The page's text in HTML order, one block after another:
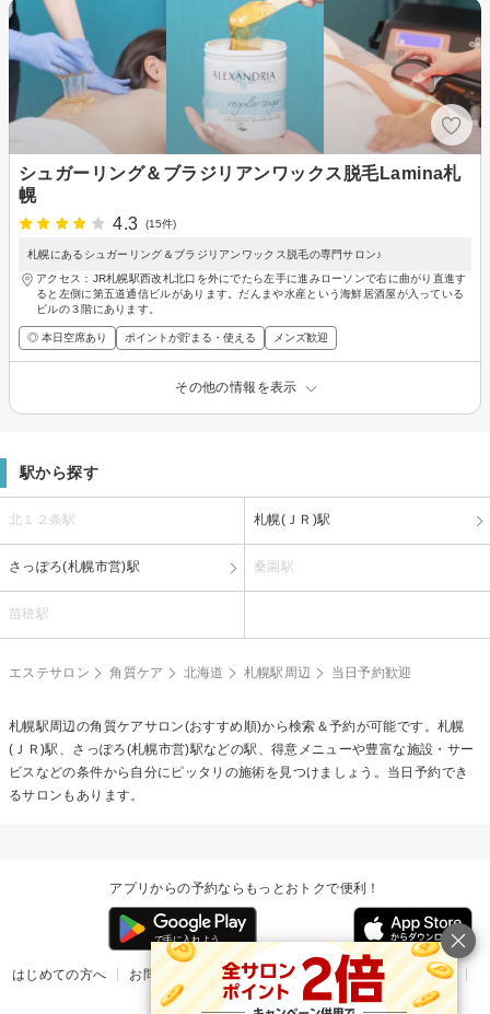
シュガーリング＆ブラジリアンワックス脱毛Lamina札
幌
4.3
(15件)
札幌にあるシュガーリング＆ブラジリアンワックス脱毛の専門サロン♪
アクセス：JR札幌駅西改札北口を外にでたら左手に進みローソンで右に曲がり直進す
ると左側に第五道通信ビルがあります。だんまや水産という海鮮居酒屋が入っている
ビルの３階にあります。
◎ 本日空席あり ポイントが貯まる・使える メンズ歓迎
その他の情報を表示
駅から探す
北１２条駅 札幌(ＪＲ)駅
さっぽろ(札幌市営)駅 桑園駅
苗穂駅
エステサロン 角質ケア 北海道 札幌駅周辺 当日予約歓迎
札幌駅周辺の角質ケアサロン(おすすめ順)から検索＆予約が可能です。札幌
(ＪＲ)駅、さっぽろ(札幌市営)駅などの駅、得意メニューや豊富な施設・サー
ビスなどの条件から自分にピッタリの施術を見つけましょう。当日予約でき
るサロンもあります。
アプリからの予約ならもっとおトクで便利！
はじめての方へ お問い合わせ ヘルプ リリース情報
利用規約
掲載ご希望のサロン様